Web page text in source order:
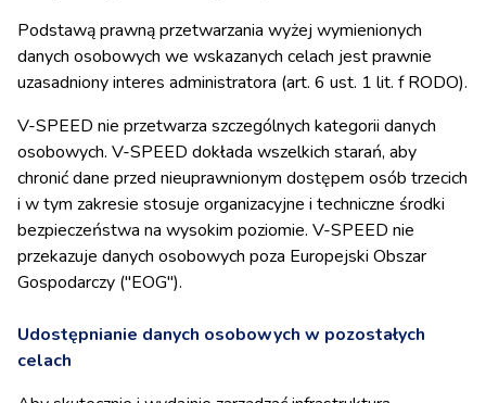
Podstawą prawną przetwarzania wyżej wymienionych
danych osobowych we wskazanych celach jest prawnie
uzasadniony interes administratora (art. 6 ust. 1 lit. f RODO).
V-SPEED nie przetwarza szczególnych kategorii danych
osobowych. V-SPEED dokłada wszelkich starań, aby
chronić dane przed nieuprawnionym dostępem osób trzecich
i w tym zakresie stosuje organizacyjne i techniczne środki
bezpieczeństwa na wysokim poziomie. V-SPEED nie
przekazuje danych osobowych poza Europejski Obszar
Gospodarczy ("EOG").
Udostępnianie danych osobowych w pozostałych
celach